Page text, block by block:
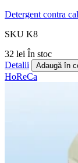
Detergent contra
SKU K8
32 lei În stoc
Detalii
Adaugă în
HoReCa